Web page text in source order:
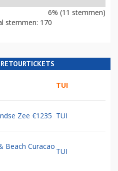
6% (11 stemmen)
stemmen: 170
TUI
Zee €1235 TUI
Beach Curacao
TUI